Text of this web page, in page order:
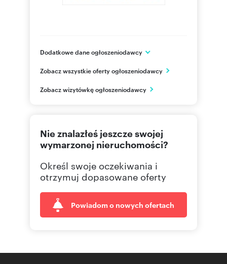
Dodatkowe dane ogłoszeniodawcy
Al. Rzeczypospolitej 1
mazowieckie
(22) 4 Pokaż fax
Zobacz wszystkie oferty ogłoszeniodawcy
Zobacz wizytówkę ogłoszeniodawcy
Nie znalazłeś jeszcze swojej
wymarzonej nieruchomości?
Określ swoje oczekiwania i
otrzymuj dopasowane oferty
Powiadom o nowych ofertach